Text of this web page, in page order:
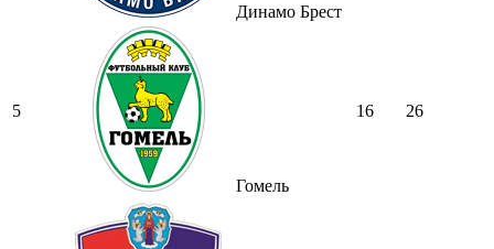
Динамо Брест
5
Гомель
16 26